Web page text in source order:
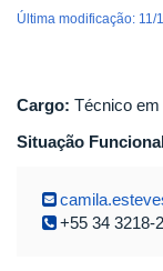
Última modificação: 11/
Cargo: Técnico
Situação
+55 34 3218-